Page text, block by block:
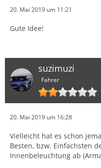
Viel Erfolg
20. Mai 2019 um 11:21
Gute Idee!
suzimuzi
Fahrer
20. Mai 2019 um 16:28
Vielleicht hat es schon
Besten, bzw. Einfachsten
Innenbeleuchtung ab